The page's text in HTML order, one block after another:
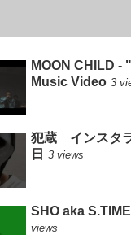
MOON CHILD -
Music Video 3
犯蔵 インスタ
日 3 views
SHO aka
views